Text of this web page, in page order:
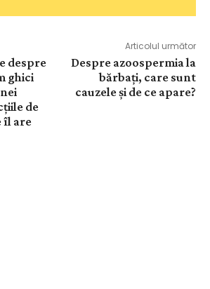
despre
ghici
de
îl are
Articolul următor
Despre azoospermia la
bărbați, care sunt
cauzele și de ce apare?